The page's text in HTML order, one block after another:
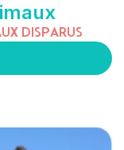
DISPARUS